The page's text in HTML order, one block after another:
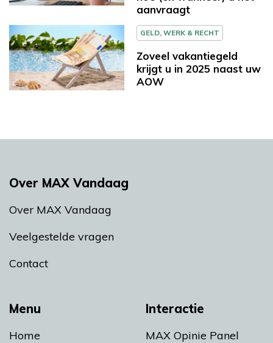
aanvraagt
GELD, WERK & RECHT
Zoveel vakantiegeld
krijgt u in 2025 naast uw
AOW
Menu
Home
Interactie
MAX Opinie Panel
Over MAX Vandaag
Over MAX Vandaag
Veelgestelde vragen
Contact